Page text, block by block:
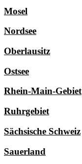
Mosel
Nordsee
Oberlausitz
Ostsee
Rhein-Main-Gebiet
Ruhrgebiet
Sächsische Schweiz
Sauerland